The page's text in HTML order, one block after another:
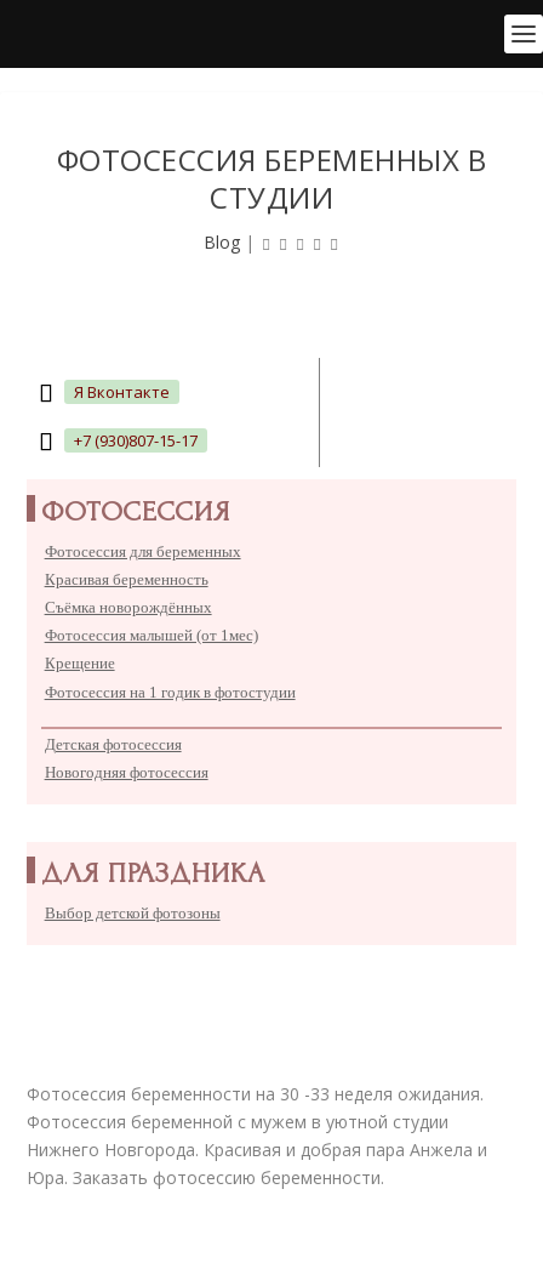
ФОТОСЕССИЯ БЕРЕМЕННЫХ В
СТУДИИ
Blog |
Я Вконтакте
+7 (930)807-15-17
ФОТОСЕССИЯ
Фотосессия для беременных
Красивая беременность
Съёмка новорождённых
Фотосессия малышей (от 1мес)
Крещение
Фотосессия на 1 годик в фотостудии
Детская фотосессия
Новогодняя фотосессия
ДЛЯ ПРАЗДНИКА
Выбор детской фотозоны
Фотосессия беременности на 30 -33 неделя ожидания.
Фотосессия беременной с мужем в уютной студии
Нижнего Новгорода. Красивая и добрая пара Анжела и
Юра. Заказать фотосессию беременности.